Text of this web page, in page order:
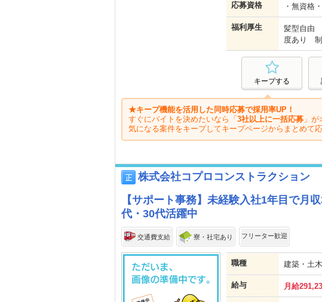
応募資格 ・無資格
福利厚生
髪型自由
度あり
キープする
★キープ機能を活用した同時応募で採用率UP！
すぐにバイトを決めたいなら「 3社以上に一括応募 」が
気になる案件をキープしてキープページからまとめて
株式会社コプロコンストラクション
【サポート事務】未経験入社1年目で
代・30代活躍中
交通費支給 寮・社宅あり フリーター歓迎
職種 建築・土
給与 月給